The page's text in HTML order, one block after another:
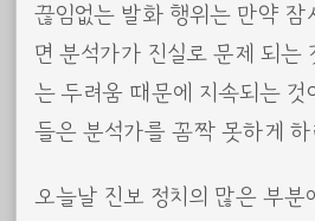
끊임없는 발화 행위는 만약 잠
면 분석가가 진실로 문제 되는
는 두려움 때문에 지속되는
들은 분석가를 꼼짝 못하게 하
오늘날 진보 정치의 많은 부분